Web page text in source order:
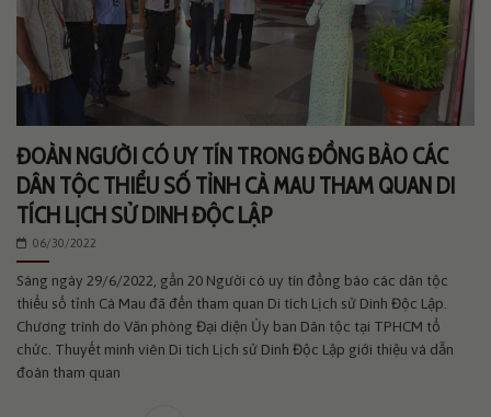
ĐOÀN NGƯỜI CÓ UY TÍN TRONG ĐỒNG BÀO CÁC
DÂN TỘC THIỂU SỐ TỈNH CÀ MAU THAM QUAN DI
TÍCH LỊCH SỬ DINH ĐỘC LẬP
06/30/2022
Sáng ngày 29/6/2022, gần 20 Người có uy tín đồng bào các dân tộc
thiểu số tỉnh Cà Mau đã đến tham quan Di tích Lịch sử Dinh Độc Lập.
Chương trình do Văn phòng Đại diện Ủy ban Dân tộc tại TPHCM tổ
chức. Thuyết minh viên Di tích Lịch sử Dinh Độc Lập giới thiệu và dẫn
đoàn tham quan